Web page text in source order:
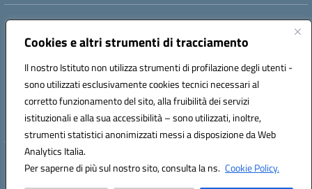
Cookies e altri strumenti di tracciamento
Il nostro Istituto non utilizza strumenti di profilazione degli utenti -
sono utilizzati esclusivamente cookies tecnici necessari al
corretto funzionamento del sito, alla fruibilità dei servizi
istituzionali e alla sua accessibilità – sono utilizzati, inoltre,
strumenti statistici anonimizzati messi a disposizione da Web
Analytics Italia.
Per saperne di più sul nostro sito, consulta la ns. Cookie Policy.
Indirizzo:
Centralino:0923993485 Email:tpic84500v@istruzione.it
Codice fiscale: 91039050819
Codice meccanografico:
tpic84500v
Codice unico di fatturazione (CUF): JZDXRK
Hosting & Powered by 3D Solution S.r.l.
Concept & Design by Designers Italia